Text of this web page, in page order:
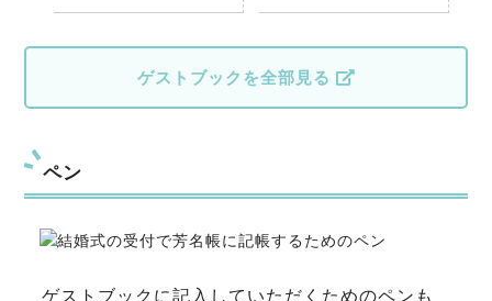
ゲストブックを全部見る
ペン
ゲストブックに記入していただくためのペンも